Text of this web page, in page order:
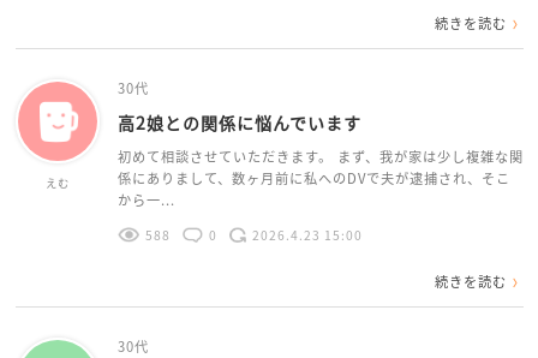
続きを読む
えむ
30代
高2娘との関係に悩んでいます
初めて相談させていただきます。 まず、我が家は少し複雑な関
係にありまして、数ヶ月前に私へのDVで夫が逮捕され、そこ
から一...
588 0 2026.4.23 15:00
続きを読む
30代